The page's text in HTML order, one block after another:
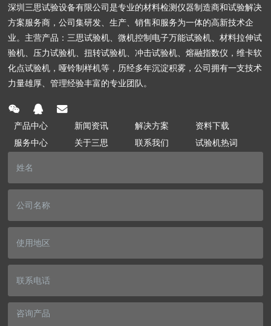
深圳三思试验设备有限公司是专业的材料检测仪器制造商和试验解决
方案服务商，公司集研发、生产、销售和服务为一体的高新技术企
业。主营产品：三思试验机、微机控制电子万能试验机、材料拉伸试
验机、压力试验机、扭转试验机、冲击试验机、熔融指数仪，维卡软
化点试验机，哑铃制样机等，历经多年沉淀积雾，公司拥有一支技术
力量雄厚、管理经验丰富的专业团队。
产品中心 新闻资讯 解决方案
资料下载
服务中心
关于三思 联系我们 试验机热词